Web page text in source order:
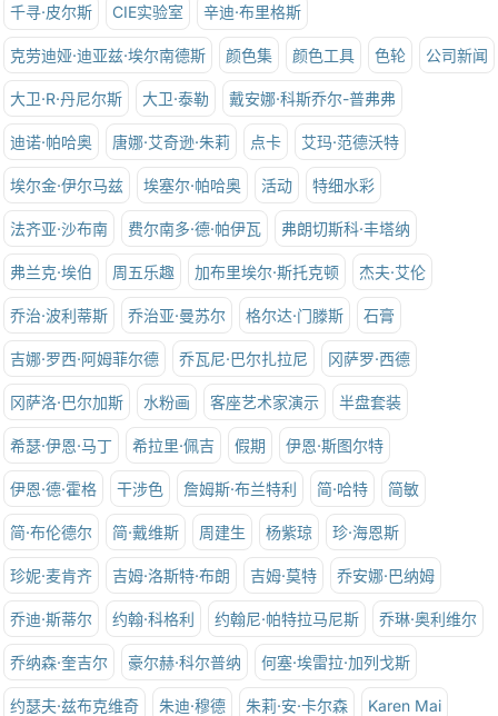
千寻·皮尔斯 CIE实验室 辛迪·布里格斯
克劳迪娅·迪亚兹·埃尔南德斯 颜色集 颜色工具 色轮 公司新闻
大卫·R·丹尼尔斯 大卫·泰勒 戴安娜·科斯乔尔-普弗弗
迪诺·帕哈奥 唐娜·艾奇逊·朱莉 点卡 艾玛·范德沃特
埃尔金·伊尔马兹 埃塞尔·帕哈奥 活动 特细水彩
法齐亚·沙布南 费尔南多·德·帕伊瓦 弗朗切斯科·丰塔纳
弗兰克·埃伯 周五乐趣 加布里埃尔·斯托克顿 杰夫·艾伦
乔治·波利蒂斯 乔治亚·曼苏尔 格尔达·门滕斯 石膏
吉娜·罗西·阿姆菲尔德 乔瓦尼·巴尔扎拉尼 冈萨罗·西德
冈萨洛·巴尔加斯 水粉画 客座艺术家演示 半盘套装
希瑟·伊恩·马丁 希拉里·佩吉 假期 伊恩·斯图尔特
伊恩·德·霍格 干涉色 詹姆斯·布兰特利 简·哈特 简敏
简·布伦德尔 简·戴维斯 周建生 杨紫琼 珍·海恩斯
珍妮·麦肯齐 吉姆·洛斯特·布朗 吉姆·莫特 乔安娜·巴纳姆
乔迪·斯蒂尔 约翰·科格利 约翰尼·帕特拉马尼斯 乔琳·奥利维尔
乔纳森·奎吉尔 豪尔赫·科尔普纳 何塞·埃雷拉·加列戈斯
约瑟夫·兹布克维奇 朱迪·穆德 朱莉·安·卡尔森 Karen Mai